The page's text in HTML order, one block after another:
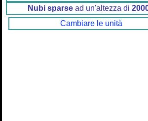
Nubi sparsead un'altezza di
Cambiare le unità